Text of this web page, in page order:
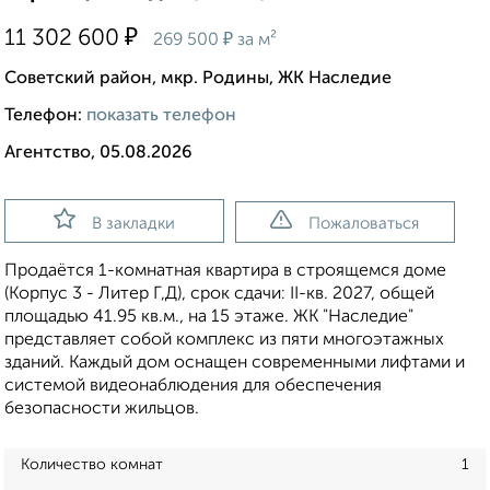
11 302 600 ₽ 269 500 ₽ за м²
Советский район, мкр. Родины, ЖК Наследие
Телефон: показать телефон
Агентство, 05.08.2026
В закладки Пожаловаться
Продаётся 1-комнатная квартира в строящемся доме
(Корпус 3 - Литер Г,Д), срок сдачи: II-кв. 2027, общей
площадью 41.95 кв.м., на 15 этаже. ЖК "Наследие"
представляет собой комплекс из пяти многоэтажных
зданий. Каждый дом оснащен современными лифтами и
системой видеонаблюдения для обеспечения
безопасности жильцов.
Количество комнат 1